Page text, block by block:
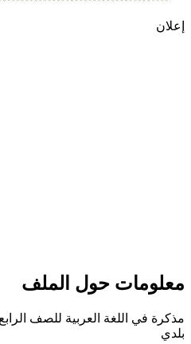
إعلان
معلومات حول الملف
بلدي